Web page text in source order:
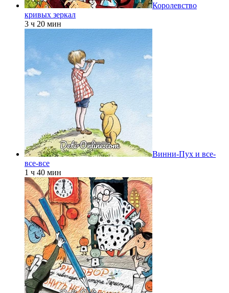
Королевство
кривых зеркал
3 ч 20 мин
Винни-Пух и все-
все-все
1 ч 40 мин